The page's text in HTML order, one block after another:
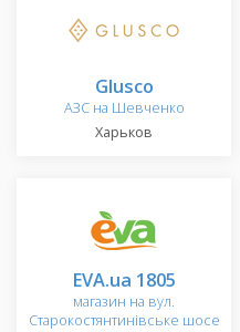
Glusco
АЗС на Шевченко
Харьков
EVA.ua 1805
магазин на вул.
Старокостянтинівське шосе